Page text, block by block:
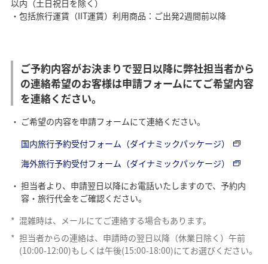
以内（土日祝日を除く）
・包括旅行運賃（IIT運賃）利用商品：ご出発2週間前以降
ご予約内容がお決まりで翌日以降に弊社担当者から
の連絡希望のお客様は申請フォームにてご希望内容
を連絡ください。
ご希望の内容を申請フォームにて連絡ください。
国内旅行予約受付フォーム（ダイナミックパッケージ）
海外旅行予約受付フォーム（ダイナミックパッケージ）
担当者より、申請翌日以降にお電話いたしますので、予約内
容・旅行代金をご確認ください。
* 混雑時は、メールにてご連絡する場合もあります。
* 担当者からの連絡は、申請時の翌日以降（休業日除く）午前
(10:00-12:00)もしくは午後(15:00-18:00)にてお選びください。